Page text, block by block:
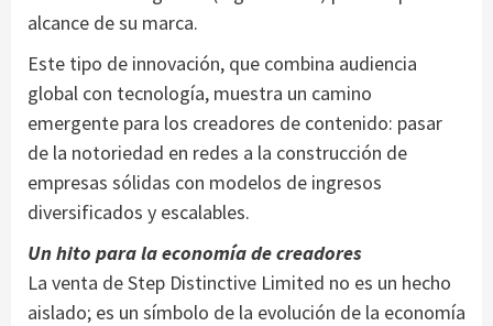
alcance de su marca.
Este tipo de innovación, que combina audiencia
global con tecnología, muestra un camino
emergente para los creadores de contenido: pasar
de la notoriedad en redes a la construcción de
empresas sólidas con modelos de ingresos
diversificados y escalables.
Un hito para la economía de creadores
La venta de Step Distinctive Limited no es un hecho
aislado; es un símbolo de la evolución de la economía